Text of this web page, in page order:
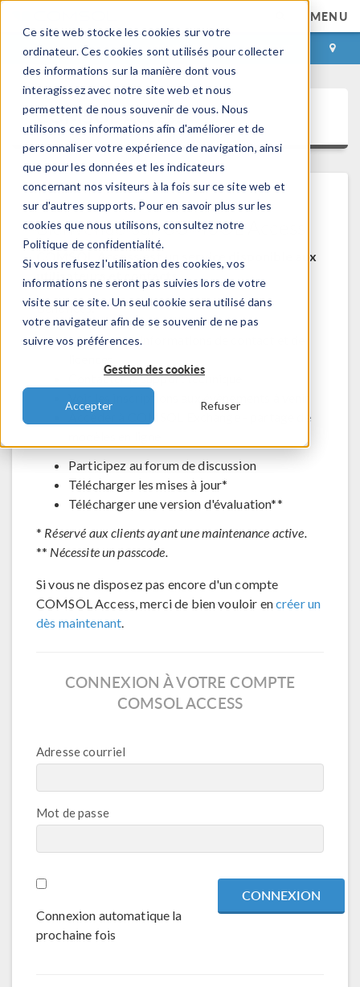
Ce site web stocke les cookies sur votre
ordinateur. Ces cookies sont utilisés pour collecter
des informations sur la manière dont vous
interagissez avec notre site web et nous
permettent de nous souvenir de vous. Nous
utilisons ces informations afin d'améliorer et de
personnaliser votre expérience de navigation, ainsi
que pour les données et les indicateurs
concernant nos visiteurs à la fois sur ce site web et
sur d'autres supports. Pour en savoir plus sur les
cookies que nous utilisons, consultez notre
Politique de confidentialité.
Si vous refusez l'utilisation des cookies, vos
informations ne seront pas suivies lors de votre
visite sur ce site. Un seul cookie sera utilisé dans
votre navigateur afin de se souvenir de ne pas
suivre vos préférences.
Gestion des cookies
Accepter Refuser
MENU
CONNEXION CONTACT
COMSOL Access
Bienvenue sur COMSOL Access
COMSOL Access est un service disponible aux
utilisateurs et contacts.
Bénéfices:
Modifier les informations de contact et de
Contacter le support technique
Voir les inscriptions aux évènements à venir
Accéder à COMSOL Exchange - partage de
Participez au forum de discussion
Télécharger les mises à jour*
Télécharger une version d'évaluation**
* Réservé aux clients ayant une maintenance active.
** Nécessite un passcode.
Si vous ne disposez pas encore d'un compte
COMSOL Access, merci de bien vouloir encréer un
dès maintenant.
CONNEXION À VOTRE COMPTE
COMSOL ACCESS
Adresse courriel
Mot de passe
Connexion automatique la
prochaine fois